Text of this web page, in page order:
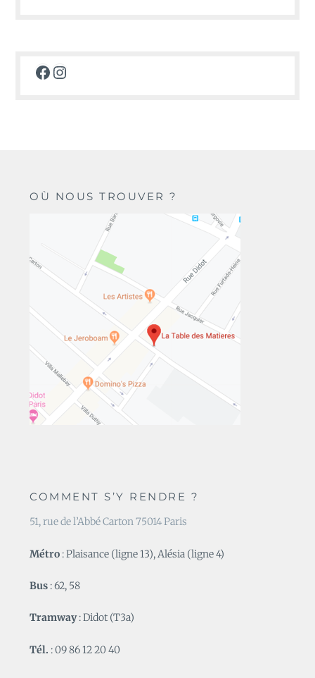
Facebook
Instagram
OÙ NOUS TROUVER ?
COMMENT S’Y RENDRE ?
51, rue de l’Abbé Carton 75014 Paris
Métro : Plaisance (ligne 13), Alésia (ligne 4)
Bus : 62, 58
Tramway: Didot (T3a)
Tél. : 09 86 12 20 40